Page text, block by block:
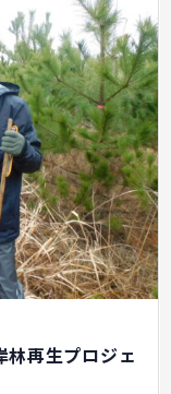
林再生プロジェ